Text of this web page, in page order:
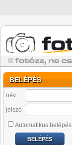
BELÉPÉS
név
jelszó
Automatikus belépés